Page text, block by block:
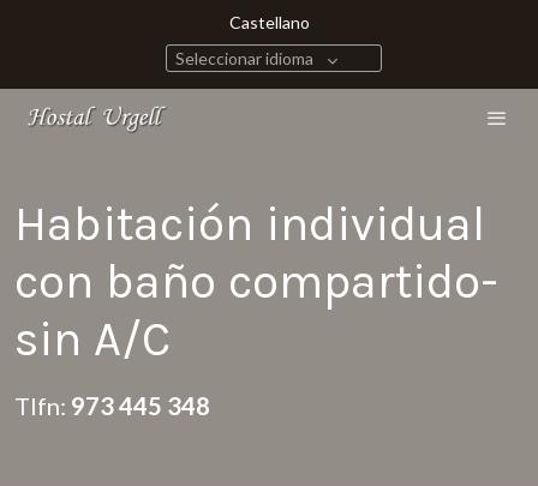
Castellano
Seleccionar idioma
Habitación individual
con baño compartido-
sin A/C
Tlfn: 973 445 348